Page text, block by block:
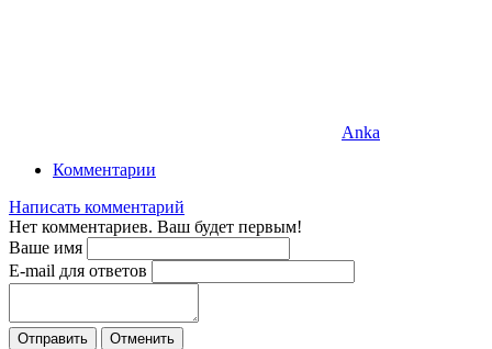
Anka
Комментарии
Написать комментарий
Нет комментариев. Ваш будет первым!
Ваше имя
E-mail для ответов
Отправить Отменить